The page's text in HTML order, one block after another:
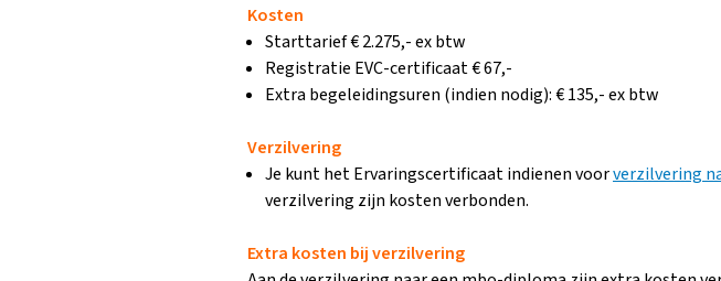
Kosten
Starttarief € 2.275,- ex btw
Registratie EVC-certificaat € 67,-
Extra begeleidingsuren (indien nodig): € 135,- ex btw
Verzilvering
Je kunt het Ervaringscertificaat indienen voorverzilvering
verzilvering zijn kosten verbonden.
Extra kosten bij verzilvering